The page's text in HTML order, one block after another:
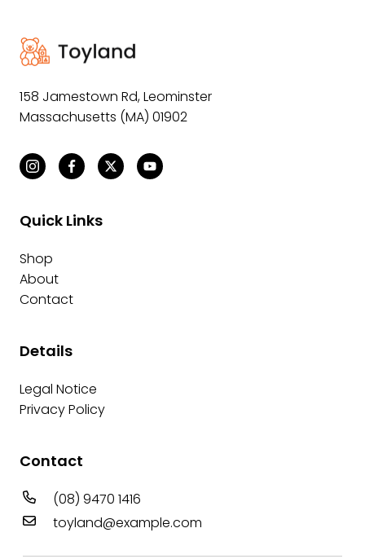
158 Jamestown Rd,Leominster
Massachusetts (MA) 01902
Quick Links
Shop
About
Contact
Details
Legal Notice
Privacy Policy
Contact
(08) 9470 1416
toyland@example.com